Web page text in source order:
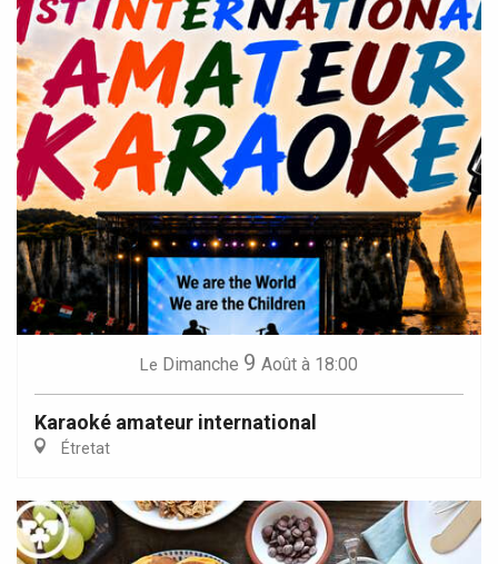
Le Dimanche 9 Août à 18:00
Karaoké amateur international
Étretat